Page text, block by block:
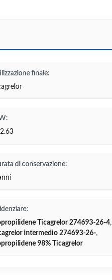
finale:
di conservazione:
Ticagrelor 274693-26-4,
intermedio 274693-26-,
98% Ticagrelor